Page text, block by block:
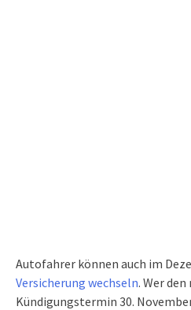
Autofahrer können auch im
Versicherung wechseln. Wer
Kündigungstermin 30.